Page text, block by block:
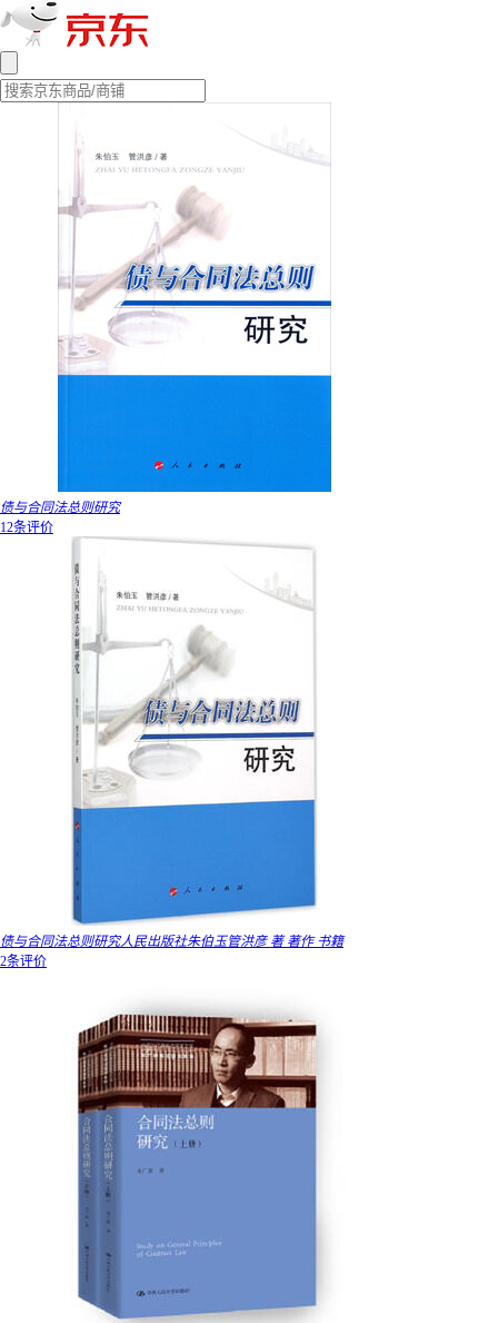
债与合同法总则研究
12条评价
债与合同法总则研究人民出版社朱伯玉管洪彦 著 著作 书籍
2条评价